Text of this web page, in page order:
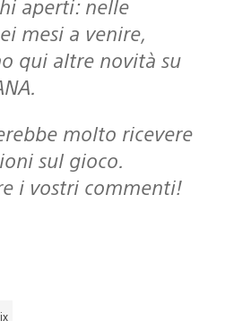
mesi a venire,
qui altre novità su
sul gioco.
i vostri commenti!